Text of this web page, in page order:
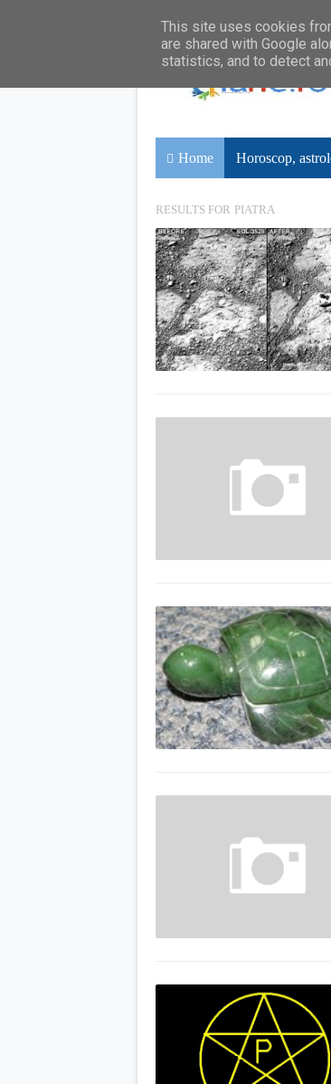
Home Horoscop,
RESULTS FOR PIATRA
This site uses cookies
are shared with Google
statistics, and to detect